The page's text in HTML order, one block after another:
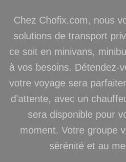
Chez Chofix.com, nous
solutions de transport
ce soit en minivans,
à vos besoins. Détendez-
votre voyage sera
d'attente, avec un
sera disponible pour
moment. Votre groupe
sérénité et au